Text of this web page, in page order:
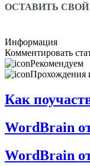
ОСТАВИТЬ
Информация
Комментировать
Рекомендуем
Прохождения
Как
WordBrain
WordBrain